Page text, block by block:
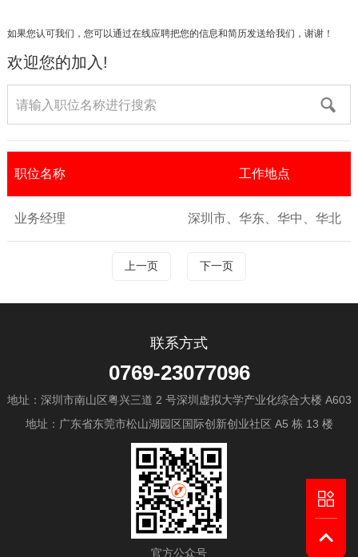
如果您认可我们，您可以通过在线应聘把您的信息和简历发送给我们，谢谢！
欢迎您的加入!
职位名称 工作地点
业务经理 深圳市、华东、华中、华北
上一页 下一页
联系方式
0769-23077096
地址：深圳市南山区粤兴三道 2 号深圳虚拟大学产业化综合大楼 A603
地址：广东省东莞市松山湖园区国际创新创业社区 A5 栋 13 楼
官方公众号